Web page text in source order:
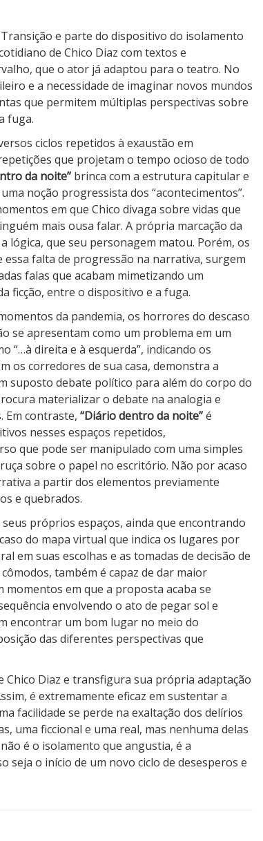
e parte do dispositivo do isolamento
de Chico Diaz com textos e
que o ator já adaptou para o teatro. No
e a necessidade de imaginar novos mundos
que permitem múltiplas perspectivas sobre
fuga.
ciclos repetidos à exaustão em
que projetam o tempo ocioso de todo
da noite” brinca com a estrutura capitular e
noção progressista dos “acontecimentos”.
em que Chico divaga sobre vidas que
mais ousa falar. A própria marcação da
lógica, que seu personagem matou. Porém, os
falta de progressão na narrativa, surgem
falas que acabam mimetizando um
ficção, entre o dispositivo e a fuga.
da pandemia, os horrores do descaso
se apresentam como um problema em um
“…à direita e à esquerda”, indicando os
os corredores de sua casa, demonstra a
suposto debate político para além do corpo do
materializar o debate na analogia e
Em contraste, “Diário dentro da noite”é
nesses espaços repetidos,
que pode ser manipulado com uma simples
sobre o papel no escritório. Não por acaso
a partir dos elementos previamente
e quebrados.
próprios espaços, ainda que encontrando
do mapa virtual que indica os lugares por
em suas escolhas e as tomadas de decisão de
também é capaz de dar maior
momentos em que a proposta acaba se
envolvendo o ato de pegar sol e
encontrar um bom lugar no meio do
das diferentes perspectivas que
Chico Diaz e transfigura sua própria adaptação
é extremamente eficaz em sustentar a
facilidade se perde na exaltação dos delírios
uma ficcional e uma real, mas nenhuma delas
é o isolamento que angustia, é a
seja o início de um novo ciclo de desesperos e